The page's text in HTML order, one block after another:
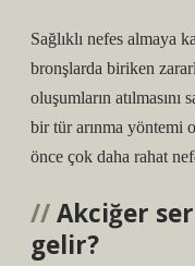
Sağlıklı nefes almaya
bronşlarda biriken
oluşumların
bir tür arınma yöntemi
önce çok daha rahat
Akciğer
gelir?